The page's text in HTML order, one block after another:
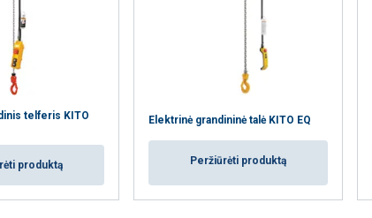
telferis KITO
produktą
Elektrinė grandininė talė KITO EQ
Peržiūrėti produktą